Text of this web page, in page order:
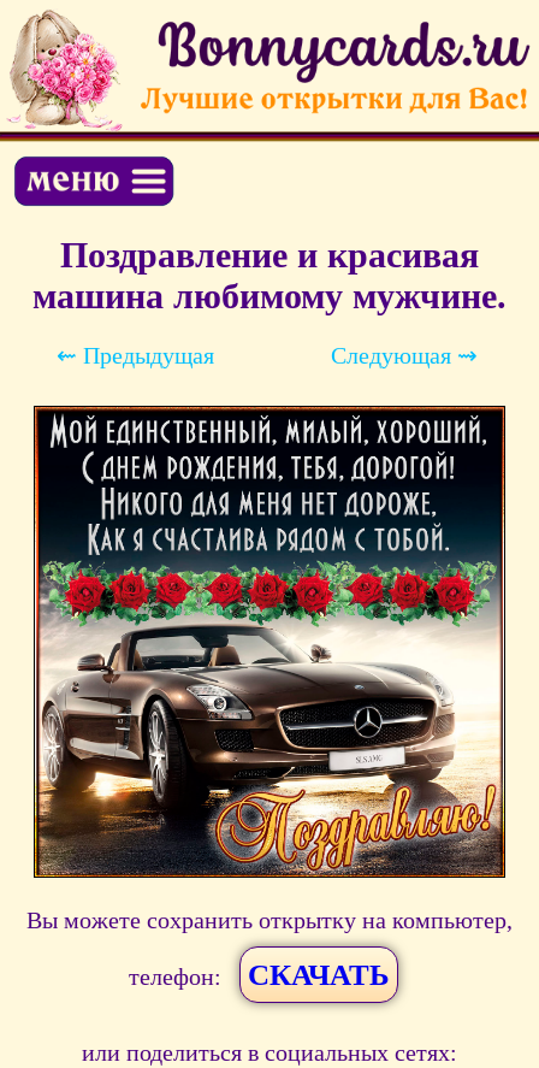
Поздравление и красивая
машина любимому мужчине.
⇜ Предыдущая Следующая ⇝
Вы можете сохранить открытку на компьютер,
телефон: СКАЧАТЬ
или поделиться в социальных сетях: